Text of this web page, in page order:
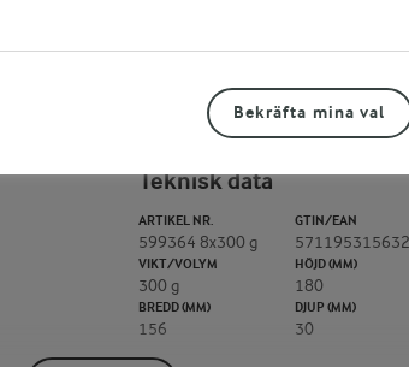
Teknisk data
ARTIKEL NR.
599364 8x300 g
GTIN/EAN
VIKT/VOLYM
300 g
HÖJD (MM)
180
BREDD (MM)
156
DJUP (MM)
30
Bekräfta mina val